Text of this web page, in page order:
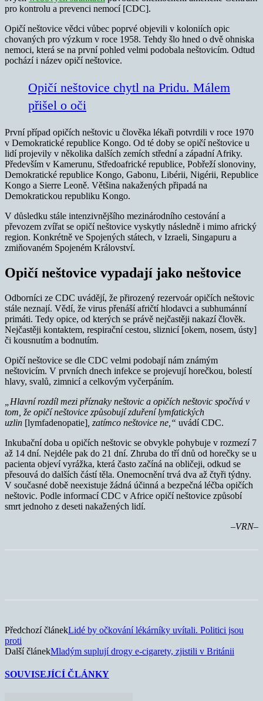
pro kontrolu a prevenci nemocí [CDC].
Opičí neštovice vědci vůbec poprvé objevili v koloniích opic
chovaných pro výzkum v roce 1958. Tehdy šlo hned o dvě ohniska
nemoci, která se na první pohled velmi podobala neštovicím. Odtud
pochází i název opičí neštovice.
Opičí neštovice chytl na Pridu. Málem
přišel o oči
První případ opičích neštovic u člověka lékaři potvrdili v roce 1970
v Demokratické republice Kongo. Od té doby se opičí neštovice u
lidí projevily v několika dalších zemích střední a západní Afriky.
Především v Kamerunu, Středoafrické republice, Pobřeží slonoviny,
Demokratické republice Kongo, Gabonu, Libérii, Nigérii, Republice
Kongo a Sierre Leoně. Většina nakažených připadá na
Demokratickou republiku Kongo.
V důsledku stále intenzivnějšího mezinárodního cestování a
převozem zvířat se opičí neštovice vyskytly následně i mimo africký
region. Konkrétně ve Spojených státech, v Izraeli, Singapuru a
zmiňovaném Spojeném Království.
Opičí neštovice vypadají jako neštovice
Odborníci ze CDC uvádějí, že přirozený rezervoár opičích neštovic
stále neznají. Vědí, že virus přenáší afričtí hlodavci a subhumánní
primáti. Tedy opice, od kterých se právě nejčastěji nakazí člověk.
Nejčastěji kontaktem, respirační cestou, sliznicí [okem, nosem, ústy]
či kousnutím a bodnutím.
Opičí neštovice se dle CDC velmi podobají nám známým
neštovicím. V prvních dnech infekce se projevují horečkou, bolestí
hlavy, svalů, zimnicí a celkovým vyčerpáním.
„Hlavní rozdíl mezi příznaky neštovic a opičích neštovic spočívá v
tom, že opičí neštovice způsobují zduření lymfatických
uzlin [lymfadenopatie] , zatímco neštovice ne,“ uvádí CDC.
Inkubační doba u opičích neštovic se obvykle pohybuje v rozmezí 7
až 14 dní. Nejdéle pak do 21 dní. Zhruba do tří dnů od horečky se u
pacienta objeví vyrážka, která často začíná na obličeji, odkud se
přesouvá do dalších částí těla. Onemocnění trvá dva až čtyři týdny.
V současné době neexistuje žádná účinná a bezpečná léčba opičích
neštovic. Podle informací CDC v Africe opičí neštovice způsobí
smrt jednoho z deseti nakažených lidí.
–VRN–
Předchozí článekLidé by očkování lékárníky uvítali. Politici jsou
proti
Další článekMladým suplují drogy e-cigarety, zjistili v Británii
SOUVISEJÍCÍ ČLÁNKY